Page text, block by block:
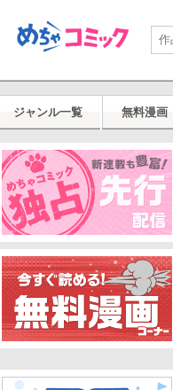
ジャンル一覧 無料漫画